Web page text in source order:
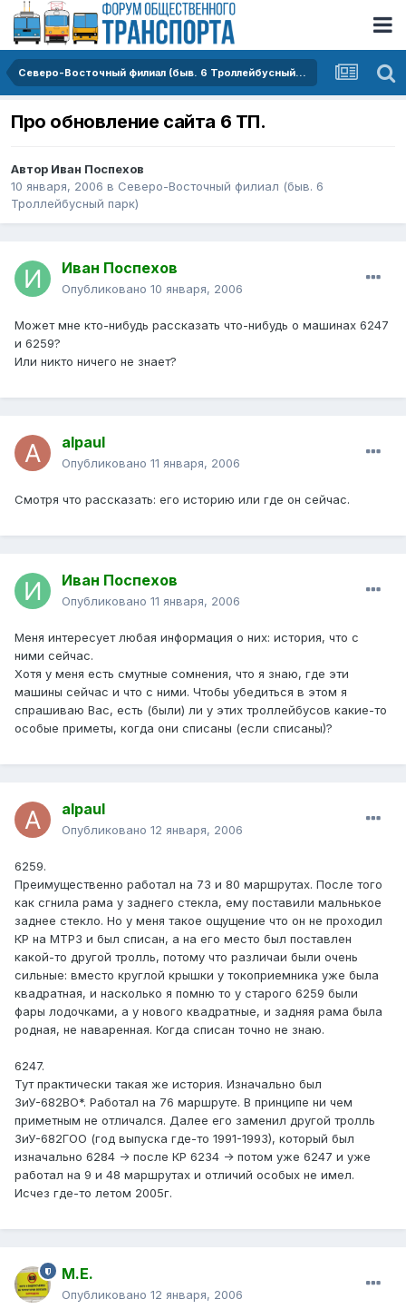
Северо-Восточный филиал (быв. 6 Троллейбусный парк)
Про обновление сайта 6 ТП.
Автор Иван Поспехов
10 января, 2006 в Северо-Восточный филиал (быв. 6
Троллейбусный парк)
Иван Поспехов
Опубликовано 10 января, 2006
Может мне кто-нибудь рассказать что-нибудь о машинах 6247
и 6259?
Или никто ничего не знает?
alpaul
Опубликовано 11 января, 2006
Смотря что рассказать: его историю или где он сейчас.
Иван Поспехов
Опубликовано 11 января, 2006
Меня интересует любая информация о них: история, что с
ними сейчас.
Хотя у меня есть смутные сомнения, что я знаю, где эти
машины сейчас и что с ними. Чтобы убедиться в этом я
спрашиваю Вас, есть (были) ли у этих троллейбусов какие-то
особые приметы, когда они списаны (если списаны)?
alpaul
Опубликовано 12 января, 2006
6259.
Преимущественно работал на 73 и 80 маршрутах. После того
как сгнила рама у заднего стекла, ему поставили мальнькое
заднее стекло. Но у меня такое ощущение что он не проходил
КР на МТРЗ и был списан, а на его место был поставлен
какой-то другой тролль, потому что различаи были очень
сильные: вместо круглой крышки у токоприемника уже была
квадратная, и насколько я помню то у старого 6259 были
фары лодочками, а у нового квадратные, и задняя рама была
родная, не наваренная. Когда списан точно не знаю.
6247.
Тут практически такая же история. Изначально был
ЗиУ-682ВО*. Работал на 76 маршруте. В принципе ни чем
приметным не отличался. Далее его заменил другой тролль
ЗиУ-682ГОО (год выпуска где-то 1991-1993), который был
изначально 6284 -> после КР 6234 -> потом уже 6247 и уже
работал на 9 и 48 маршрутах и отличий особых не имел.
Исчез где-то летом 2005г.
М.Е.
Опубликовано 12 января, 2006